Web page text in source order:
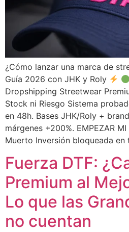
¿Cómo lanzar una marca de
Guía 2026 con JHK y Roly
Dropshipping Streetwear
Stock ni Riesgo Sistema
en 48h. Bases JHK/Roly +
márgenes +200%. EMPEZAR MI
Muerto Inversión bloqueada
Fuerza DTF:
Premium al
Lo que las
no cuentan